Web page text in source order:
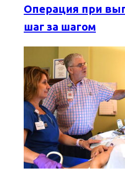
Операция при
шаг за шагом